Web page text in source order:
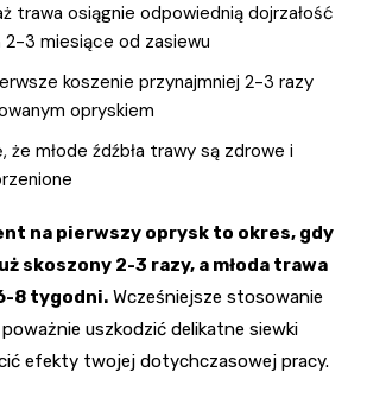
trawa osiągnie odpowiednią dojrzałość
2-3 miesiące od zasiewu
koszenie przynajmniej 2-3 razy
opryskiem
że młode źdźbła trawy są zdrowe i
na pierwszy oprysk to okres, gdy
skoszony 2-3 razy, a młoda trawa
8 tygodni. Wcześniejsze stosowanie
uszkodzić delikatne siewki
efekty twojej dotychczasowej pracy.